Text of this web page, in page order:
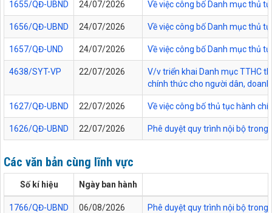
1655/QĐ-UBND 24/07/2026 Về việc công bố Danh mục thủ
1656/QĐ-UBND 24/07/2026 Về việc công bố Danh mục thủ
1657/QĐ-UND 24/07/2026 Về việc công bố Danh mục thủ
4638/SYT-VP 22/07/2026
V/v triển khai Danh mục TTHC
chính thức cho người dân,
1627/QĐ-UBND 22/07/2026 Về việc công bố thủ tục hành
1626/QĐ-UBND 22/07/2026 Phê duyệt quy trình nội bộ trong
Các văn bản cùng lĩnh vực
Số kí hiệu Ngày ban hành
1766/QĐ-UBND 06/08/2026 Phê duyệt quy trình nội bộ trong